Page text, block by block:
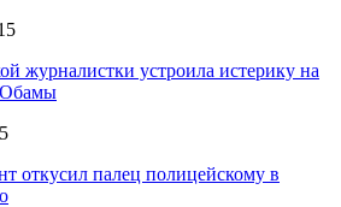
журналистки устроила истерику на
Обамы
откусил палец полицейскому в